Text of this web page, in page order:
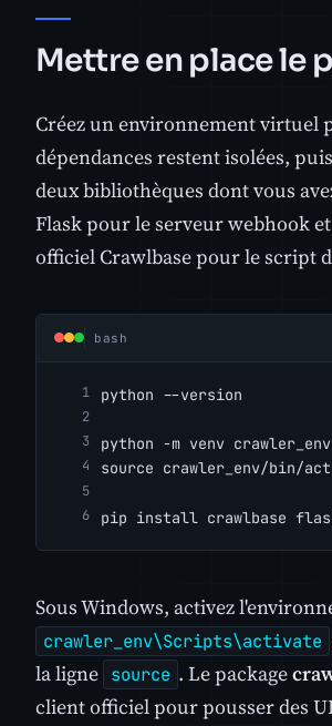
Mettre en place le
Créez un environnement virtuel
dépendances restent isolées,
deux bibliothèques dont vous
Flask pour le serveur webhook
officiel Crawlbase pour le script
bash
python --version
python -m venv crawler_env
source crawler_env/bin/
pip install crawlbase
Sous Windows, activez
crawler_env\Scripts\activate
la ligne source . Le package
client officiel pour pousser des